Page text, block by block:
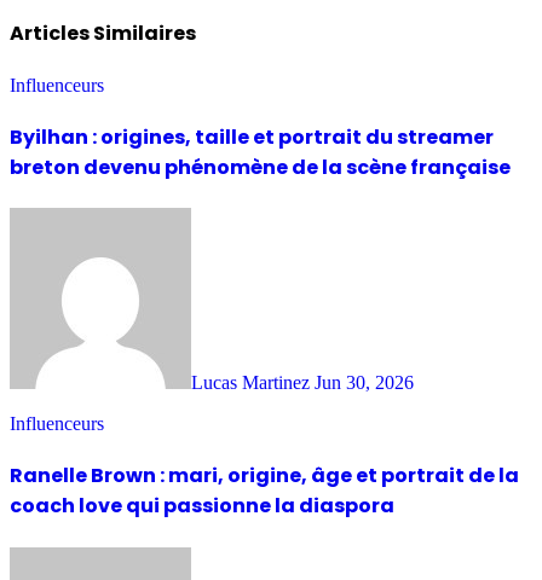
Articles Similaires
Influenceurs
Byilhan : origines, taille et portrait du streamer
breton devenu phénomène de la scène française
Lucas Martinez Jun 30, 2026
Influenceurs
Ranelle Brown : mari, origine, âge et portrait de la
coach love qui passionne la diaspora